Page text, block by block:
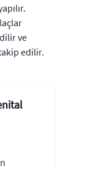
ve
edilir.